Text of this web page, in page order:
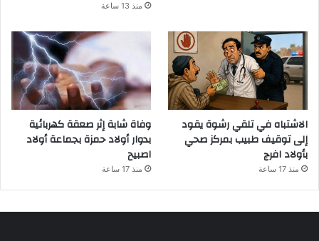
منذ 13 ساعة
الاشتباه في تلقي رشوة يقود
إلى توقيف طبيب بمركز صحي
بأولاد افرج
منذ 17 ساعة
وفاة شابة إثر صعقة كهربائية
بدوار أولاد حمزة بجماعة أولاد
اصبيح
منذ 17 ساعة